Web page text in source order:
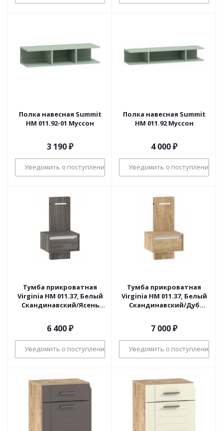
Полка навесная Summit
НМ 011.92-01 Муссон
3 190₽
Уведомить о поступлении
Полка навесная Summit
НМ 011.92 Муссон
4 000₽
Уведомить о поступлении
Тумба прикроватная
Virginia НМ 011.37, Белый
Скандинавский/Ясень
6 400₽
Уведомить о поступлении
Тумба прикроватная
Virginia НМ 011.37, Белый
Скандинавский/Дуб
7 000₽
Уведомить о поступлении